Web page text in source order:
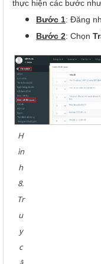
thực hiện các bước
Bước 1: Đăng
Bước 2: Chọn
H
ìn
h
8.
Tr
u
y
c